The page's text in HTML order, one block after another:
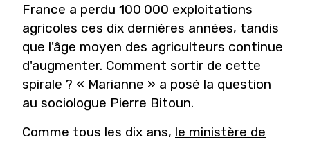
France a perdu 100 000 exploitations
agricoles ces dix dernières années, tandis
que l'âge moyen des agriculteurs continue
d'augmenter. Comment sortir de cette
spirale ? « Marianne » a posé la question
au sociologue Pierre Bitoun.
Comme tous les dix ans, le ministère de